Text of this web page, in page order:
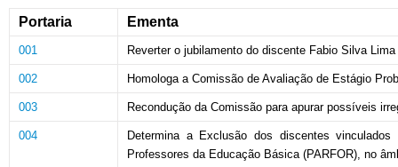
Portaria Ementa
001 Reverter o jubilamento do discente Fabio Silva
002 Homologa a Comissão de Avaliação de Estágio
003 Recondução da Comissão para apurar possíveis
004
Determina a Exclusão dos discentes
Professores da Educação Básica (PARFOR), no